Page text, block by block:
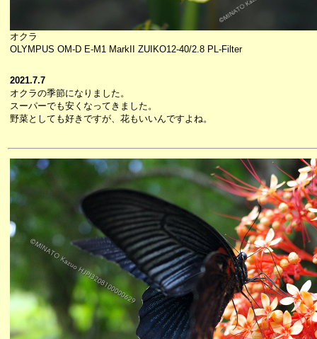
オクラ
OLYMPUS OM-D E-M1 MarkII ZUIKO12-40/2.8 PL-Filter
2021.7.7
オクラの季節になりました。
スーパーでも安くなってきました。
野菜としても好きですが、花もいいんですよね。